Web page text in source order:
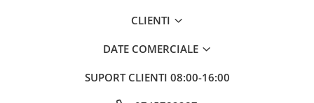
CLIENTI
DATE COMERCIALE
SUPORT CLIENTI 08:00-16:00